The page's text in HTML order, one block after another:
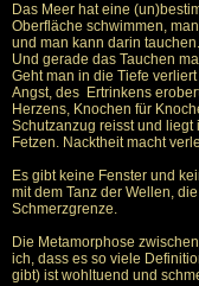
Das Meer hat eine
Oberfläche schwimmen,
und man kann darin tauchen.
Und gerade das Tauchen
Geht man in die Tiefe
Angst, des Ertrinkens
Herzens, Knochen für
Schutzanzug reisst und
Fetzen. Nacktheit macht
Es gibt keine Fenster und
mit dem Tanz der Wellen,
Schmerzgrenze.
Die Metamorphose
ich, dass es so viele
gibt) ist wohltuend und